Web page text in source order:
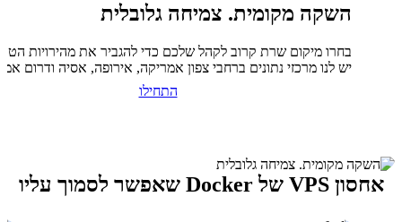
השקה מקומית. צמיחה גלובלית
בחרו מיקום שרת קרוב לקהל שלכם כדי להגביר את מהירויות
יש לנו מרכזי נתונים ברחבי צפון אמריקה, אירופה, אסיה ודרום
התחילו
אחסון VPS של Docker שאפשר לסמוך עליו